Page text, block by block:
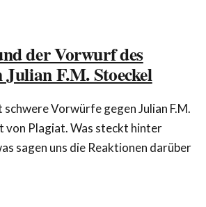
der Vorwurf des
Julian F.M. Stoeckel
Vorwürfe gegen Julian F.M.
von Plagiat. Was steckt hinter
sagen uns die Reaktionen darüber